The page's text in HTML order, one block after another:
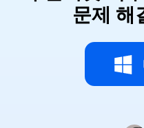
문제 해